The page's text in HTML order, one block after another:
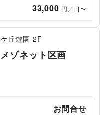
33,000 円／日〜
丘遊園 2F
ゾネット区画
お問合せ